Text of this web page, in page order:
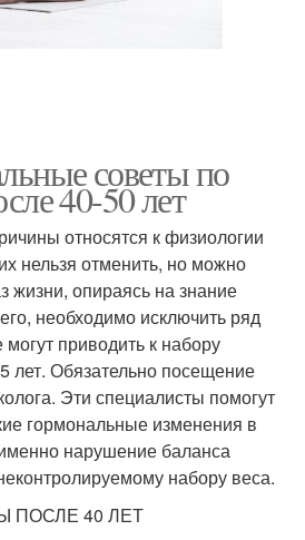
советы по
40-50 лет
относятся к физиологии
нельзя отменить, но можно
жизни, опираясь на знание
необходимо исключить ряд
приводить к набору
лет. Обязательно посещение
Эти специалисты помогут
гормональные изменения в
нарушение баланса
набору веса.
40 ЛЕТ